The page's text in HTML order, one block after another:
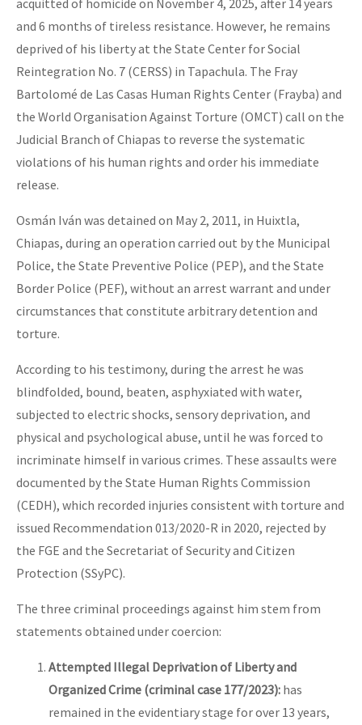
and 6 months of tireless resistance. However, he remains
deprived of his liberty at the State Center for Social
Reintegration No. 7 (CERSS) in Tapachula. The Fray
Bartolomé de Las Casas Human Rights Center (Frayba) and
the World Organisation Against Torture (OMCT) call on the
Judicial Branch of Chiapas to reverse the systematic
violations of his human rights and order his immediate
release.
Osmán Iván was detained on May 2, 2011, in Huixtla,
Chiapas, during an operation carried out by the Municipal
Police, the State Preventive Police (PEP), and the State
Border Police (PEF), without an arrest warrant and under
circumstances that constitute arbitrary detention and
torture.
According to his testimony, during the arrest he was
blindfolded, bound, beaten, asphyxiated with water,
subjected to electric shocks, sensory deprivation, and
physical and psychological abuse, until he was forced to
incriminate himself in various crimes. These assaults were
documented by the State Human Rights Commission
(CEDH), which recorded injuries consistent with torture and
issued Recommendation 013/2020-R in 2020, rejected by
the FGE and the Secretariat of Security and Citizen
Protection (SSyPC).
The three criminal proceedings against him stem from
statements obtained under coercion:
Attempted Illegal Deprivation of Liberty and
Organized Crime (criminal case 177/2023): has
remained in the evidentiary stage for over 13 years,